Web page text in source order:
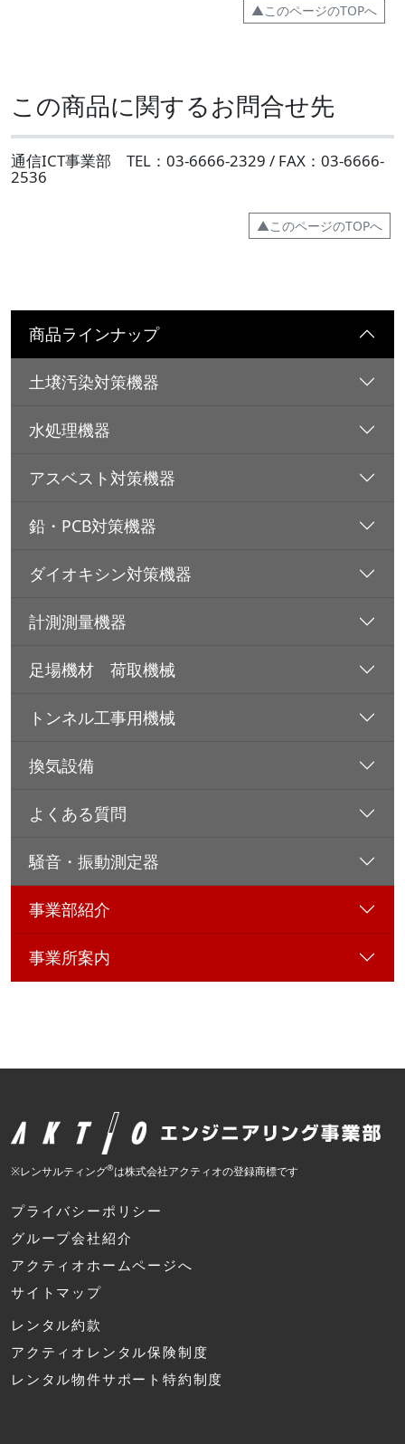
▲このページのTOPへ
この商品に関するお問合せ先
通信ICT事業部 TEL：03-6666-2329 / FAX：03-6666-
2536
▲このページのTOPへ
商品ラインナップ
土壌汚染対策機器
水処理機器
アスベスト対策機器
鉛・PCB対策機器
ダイオキシン対策機器
計測測量機器
足場機材 荷取機械
トンネル工事用機械
換気設備
よくある質問
騒音・振動測定器
事業部紹介
事業所案内
※レンサルティング®は株式会社アクティオの登録商標です
プライバシーポリシー
グループ会社紹介
アクティオホームページへ
サイトマップ
レンタル約款
アクティオレンタル保険制度
レンタル物件サポート特約制度